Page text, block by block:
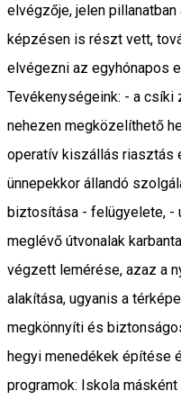
elvégzője, jelen
képzésen is részt vett,
elvégezni az egyhónapos
Tevékenységeink: - a csíki
nehezen megközelíthető
operatív kiszállás riasztás
ünnepekkor állandó
biztosítása - felügyelete, -
meglévő útvonalak
végzett lemérése, azaz a
alakítása, ugyanis a
megkönnyíti és
hegyi menedékek építése
programok: Iskola